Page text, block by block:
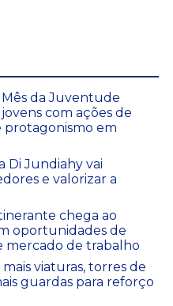
Mês da Juventude
com ações de
protagonismo em
Di Jundiahy vai
e valorizar a
chega ao
oportunidades de
mercado de trabalho
viaturas, torres de
guardas para reforço